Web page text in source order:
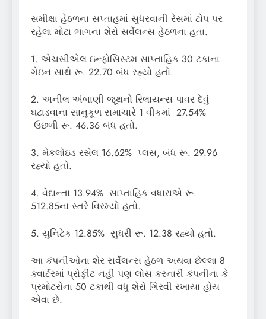
સમીક્ષા હેઠળના સપ્તાહમાં સુધરવાની રેસમાં ટોપ પર
રહેલા મોટા ભાગના શેરો સર્વેલન્સ હેઠળના હતા.
1. એચસીએલ ઇન્ફોસિસ્ટમ સાપ્તાહિક 30 ટકાના
ગેઇન સાથે રૂ. 22.70 બંધ રહ્યો હતો.
2. અનીલ અંબાણી જૂથનો રિલાયન્સ પાવર દેવું
ઘટાડવાના સાનુકૂળ સમાચારે 1 વીકમાં 27.54%
ઉછળી રૂ. 46.36 બંધ હતો.
3. મેકલોઇડ રસેલ 16.62% પ્લસ, બંધ રૂ. 29.96
રહ્યો હતો.
4. વેદાન્તા 13.94% સાપ્તાહિક વધારાએ રૂ.
512.85ના સ્તરે વિરમ્યો હતો.
5. યુનિટેક 12.85% સુધરી રૂ. 12.38 રહ્યો હતો.
આ કંપનીઓના શેર સર્વેલન્સ હેઠળ અથવા છેલ્લા 8
ક્વાર્ટરમાં પ્રોફીટ નહીં પણ લોસ કરનારી કંપનીના કે
પ્રમોટરોના 50 ટકાથી વધુ શેરો ગિરવી રખાયા હોય
એવા છે.